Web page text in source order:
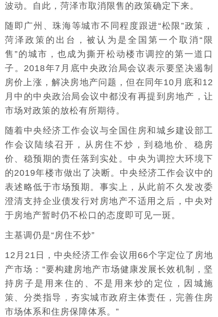
波动。自此，菏泽市取消限售的政策确定下来。
随即广州、珠海等城市不同程度跟进“松限”政策，
菏泽政策的出台，被认为是全国第一个取消“限
售”的城市，也成为撕开松动楼市调控的第一道口
子。2018年7月底中央政治局会议表示要坚决遏制
房价上涨，解决房地产问题，但在同年10月底和12
月中的中央政治局会议中都没有再提到房地产，让
市场对政策的放松有所期待。
随着中央经济工作会议与全国住房和城乡建设部工
作会议陆续召开，从房住不炒，到稳地价、稳房
价、稳预期的责任落到实处。中央为调控大环境下
的2019年楼市做出了决断。中央经济工作会议中的
表述略低于市场预期。事实上，从此前不久发改委
澄清支持企业债发行对房地产不适用之后，中央对
于房地产暂时仍不松口的态度即可见一斑。
主基调仍是“房住不炒”
12月21日，中央经济工作会议用66个字定位了房地
产市场：“要构建房地产市场健康发展长效机制，坚
持房子是用来住的、不是用来炒的定位，因城施
策、分类指导，夯实城市政府主体责任，完善住房
市场体系和住房保障体系。”